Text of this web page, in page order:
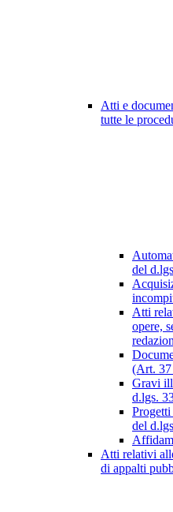
Atti e
tutte le
del
Atti
opere,
(Art. 37
Gravi
d.lgs.
del
Atti relativi
di appalti